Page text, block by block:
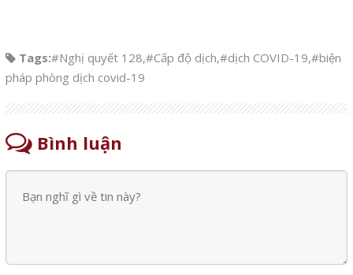
Tags:#Nghị quyết 128,#Cấp độ dịch,#dịch COVID-19,#biện
pháp phòng dịch covid-19
Bình luận